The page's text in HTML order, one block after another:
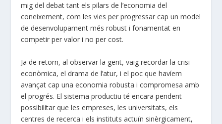
mig del debat tant els pilars de l’economia del
coneixement, com les vies per progressar cap un model
de desenvolupament més robust i fonamentat en
competir per valor i no per cost.
Ja de retorn, al observar la gent, vaig recordar la crisi
econòmica, el drama de l’atur, i el poc que havíem
avançat cap una economia robusta i compromesa amb
el progrés. El sistema productiu té encara pendent
possibilitar que les empreses, les universitats, els
centres de recerca i els instituts actuïn sinèrgicament,